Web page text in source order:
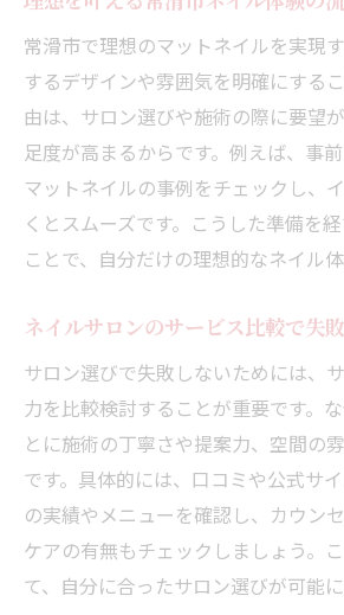
常滑市で理想のマットネイルを実現
するデザインや雰囲気を明確にする
由は、サロン選びや施術の際に要望
足度が高まるからです。例えば、事
マットネイルの事例をチェックし、
くとスムーズです。こうした準備を
ことで、自分だけの理想的なネイル体
ネイルサロンのサービス比較で失
サロン選びで失敗しないためには、
力を比較検討することが重要です。
とに施術の丁寧さや提案力、空間の
です。具体的には、口コミや公式サ
の実績やメニューを確認し、カウン
ケアの有無もチェックしましょう。
て、自分に合ったサロン選びが可能に